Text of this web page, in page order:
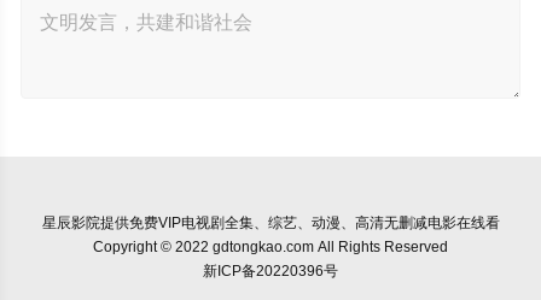
星辰影院提供免费VIP电视剧全集、综艺、动漫、高清无删减电影在线看
Copyright © 2022 gdtongkao.com All Rights Reserved
新ICP备20220396号